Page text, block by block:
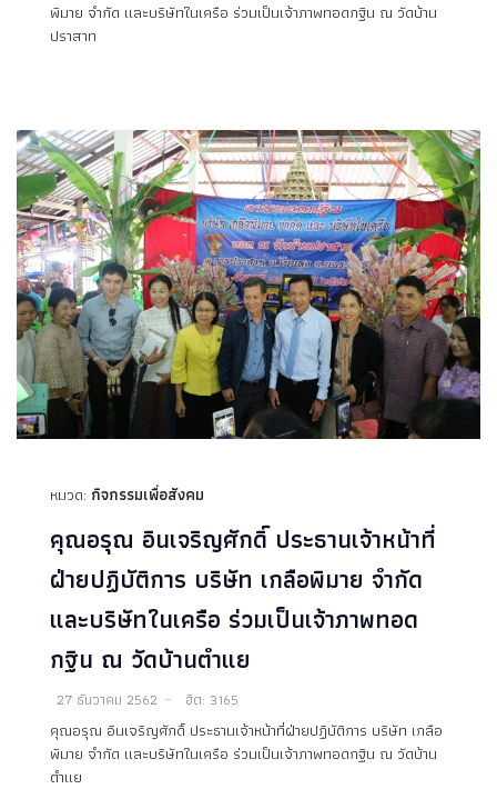
พิมาย จำกัด และบริษัทในเครือ ร่วมเป็นเจ้าภาพทอดกฐิน ณ วัดบ้าน
ปราสาท
หมวด: กิจกรรมเพื่อสังคม
คุณอรุณ อินเจริญศักดิ์ ประธานเจ้าหน้าที่
ฝ่ายปฏิบัติการ บริษัท เกลือพิมาย จำกัด
และบริษัทในเครือ ร่วมเป็นเจ้าภาพทอด
กฐิน ณ วัดบ้านตำแย
27 ธันวาคม 2562 ฮิต: 3165
คุณอรุณ อินเจริญศักดิ์ ประธานเจ้าหน้าที่ฝ่ายปฏิบัติการ บริษัท เกลือ
พิมาย จำกัด และบริษัทในเครือ ร่วมเป็นเจ้าภาพทอดกฐิน ณ วัดบ้าน
ตำแย